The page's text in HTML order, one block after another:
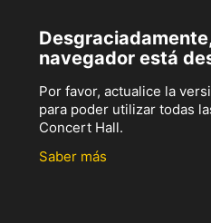
navegador está
Por favor, actualice la
para poder utilizar todas
Concert Hall.
Saber más